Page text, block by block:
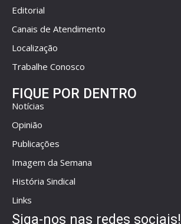
Editorial
Canais de Atendimento
Localização
Trabalhe Conosco
FIQUE POR DENTRO
Notícias
Opinião
Publicações
Imagem da Semana
História Sindical
Links
Siga-nos nas redes sociais!